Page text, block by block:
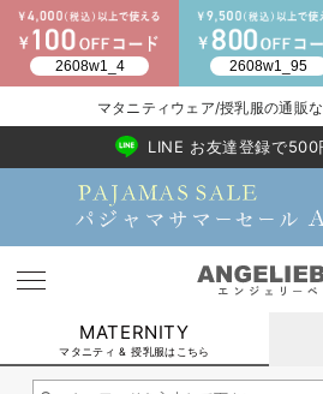
マタニティウェア/授乳服の通販
2026/
送料495円(一部地域を除く)
LINE お友達登録で500
MATERNITY
マタニティ & 授乳服はこちら